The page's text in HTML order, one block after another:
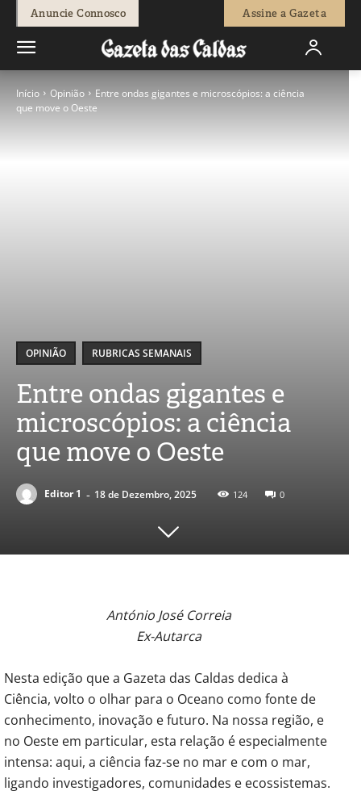
Anuncie Connosco Assine a Gazeta
Início Opinião
Entre ondas gigantes e microscópios: a ciência
que move o Oeste
OPINIÃO RUBRICAS SEMANAIS
Entre ondas gigantes e
microscópios: a ciência
que move o Oeste
Editor 1 - 18 de Dezembro, 2025 124 0
António José Correia
Ex-Autarca
Nesta edição que a Gazeta das Caldas dedica à
Ciência, volto o olhar para o Oceano como fonte de
conhecimento, inovação e futuro. Na nossa região, e
no Oeste em particular, esta relação é especialmente
intensa: aqui, a ciência faz-se no mar e com o mar,
ligando investigadores, comunidades e ecossistemas.